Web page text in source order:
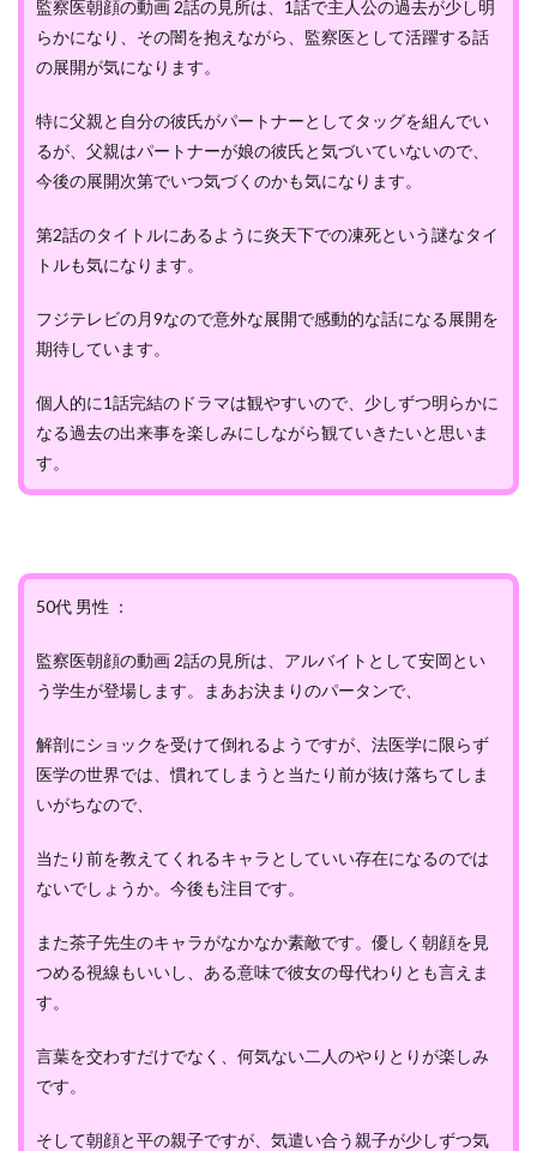
監察医朝顔の動画 2話の見所は、1話で主人公の過去が少し明
らかになり、その闇を抱えながら、監察医として活躍する話
の展開が気になります。
特に父親と自分の彼氏がパートナーとしてタッグを組んでい
るが、父親はパートナーが娘の彼氏と気づいていないので、
今後の展開次第でいつ気づくのかも気になります。
第2話のタイトルにあるように炎天下での凍死という謎なタイ
トルも気になります。
フジテレビの月9なので意外な展開で感動的な話になる展開を
期待しています。
個人的に1話完結のドラマは観やすいので、少しずつ明らかに
なる過去の出来事を楽しみにしながら観ていきたいと思いま
す。
50代 男性 ：
監察医朝顔の動画 2話の見所は、アルバイトとして安岡とい
う学生が登場します。まあお決まりのパータンで、
解剖にショックを受けて倒れるようですが、法医学に限らず
医学の世界では、慣れてしまうと当たり前が抜け落ちてしま
いがちなので、
当たり前を教えてくれるキャラとしていい存在になるのでは
ないでしょうか。今後も注目です。
また茶子先生のキャラがなかなか素敵です。優しく朝顔を見
つめる視線もいいし、ある意味で彼女の母代わりとも言えま
す。
言葉を交わすだけでなく、何気ない二人のやりとりが楽しみ
です。
そして朝顔と平の親子ですが、気遣い合う親子が少しずつ気